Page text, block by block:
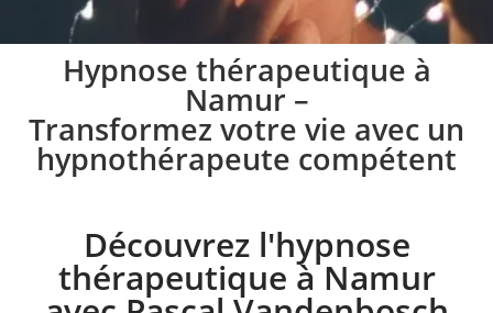
Pratique de l’hypnose
à Namur
Lors des séances d’hypnose à Namur, je vous aide à
Prendre rendez-vous
Hypnose thérapeutique à
Namur –
Transformez votre vie avec un
hypnothérapeute compétent
Découvrez l'hypnose
thérapeutique à Namur